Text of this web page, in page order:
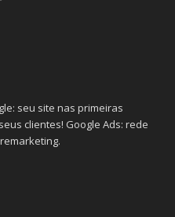
seu site nas primeiras
clientes! Google Ads: rede